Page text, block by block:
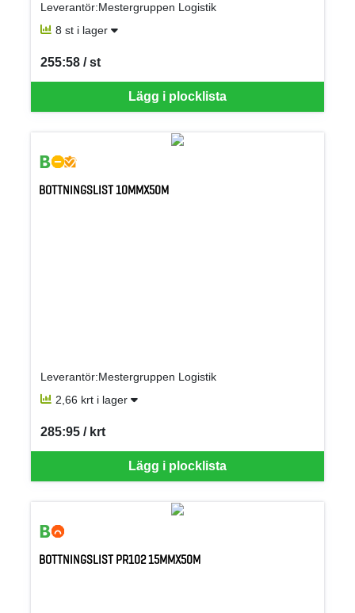
Leverantör:Mestergruppen Logistik
8 st i lager
Lägg i plocklista
255:58 / st
SEK per ST
BOTTNINGSLIST 10MMX50M
Leverantör:Mestergruppen Logistik
2,66 krt i lager
Lägg i plocklista
285:95 / krt
SEK per KRT
BOTTNINGSLIST PR102 15MMX50M